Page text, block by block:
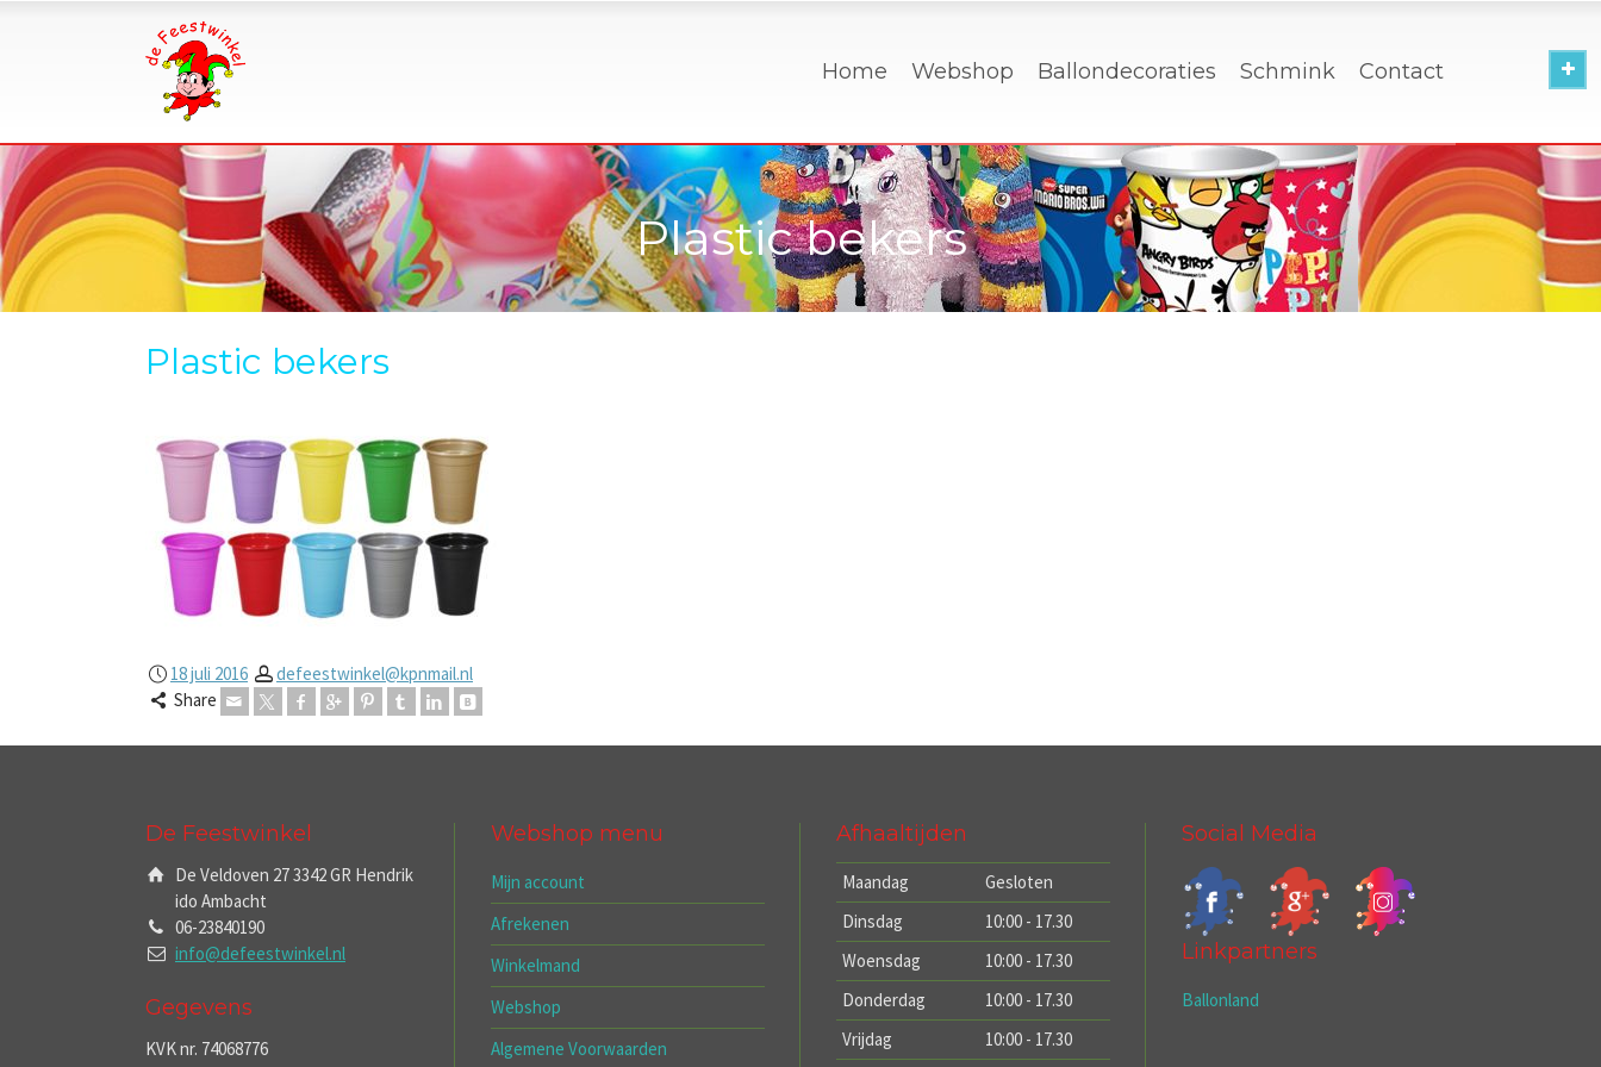
Home Webshop Ballondecoraties Schmink Contact
Plastic bekers
Plastic bekers
18 juli 2016
defeestwinkel@kpnmail.nl
Share
De Feestwinkel
De Veldoven 27 3342 GR Hendrik
ido Ambacht
06-23840190
info@defeestwinkel.nl
Gegevens
KVK nr. 74068776
Webshop menu
Mijn account
Afrekenen
Winkelmand
Webshop
Algemene Voorwaarden
Afhaaltijden
Maandag
Gesloten
Dinsdag
10:00 - 17.30
Woensdag
10:00 - 17.30
Donderdag
10:00 - 17.30
Vrijdag
10:00 - 17.30
Social Media
Linkpartners
Ballonland